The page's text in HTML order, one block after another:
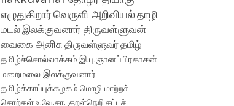
எழுதுகிறார்வெருளி அறிவியல்தாழி
மடல்இலக்குவனார் திருவள்ளுவன்
வைகை அனிசுதிருவள்ளுவர்தமிழ்
தமிழ்ச்சொல்லாக்கம் இ.பு.ஞானப்பிரகாசன்
மறைமலை இலக்குவனார்
தமிழ்க்காப்புக்கழகம் மொழி மாற்றச்
சொற்கள்உ.வே.சா. குறள்நெறி சட்டச்